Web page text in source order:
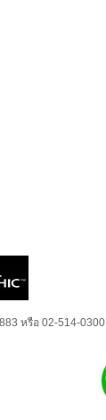
หรือ 02-514-0300